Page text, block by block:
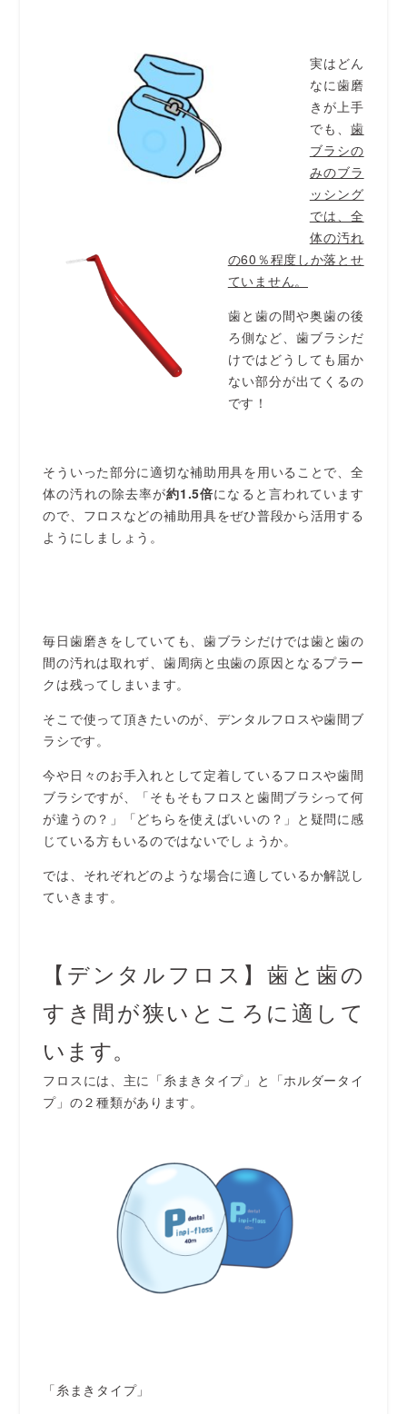
実はどん
なに歯磨
きが上手
でも、 歯
ブラシの
みのブラ
ッシング
では、全
体の汚れ
の60％程度しか落とせ
ていません。
歯と歯の間や奥歯の後
ろ側など、歯ブラシだ
けではどうしても届か
ない部分が出てくるの
です！
そういった部分に適切な補助用具を用いることで、全
体の汚れの除去率が約1.5倍になると言われています
ので、フロスなどの補助用具をぜひ普段から活用する
ようにしましょう。
毎日歯磨きをしていても、歯ブラシだけでは歯と歯の
間の汚れは取れず、歯周病と虫歯の原因となるプラー
クは残ってしまいます。
そこで使って頂きたいのが、デンタルフロスや歯間ブ
ラシです。
今や日々のお手入れとして定着しているフロスや歯間
ブラシですが、「そもそもフロスと歯間ブラシって何
が違うの？」「どちらを使えばいいの？」と疑問に感
じている方もいるのではないでしょうか。
では、それぞれどのような場合に適しているか解説し
ていきます。
【デンタルフロス】歯と歯の
すき間が狭いところに適して
います。
フロスには、主に「糸まきタイプ」と「ホルダータイ
プ」の２種類があります。
「糸まきタイプ」